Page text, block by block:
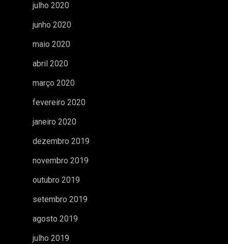
julho 2020
junho 2020
maio 2020
abril 2020
março 2020
fevereiro 2020
janeiro 2020
dezembro 2019
novembro 2019
outubro 2019
setembro 2019
agosto 2019
julho 2019